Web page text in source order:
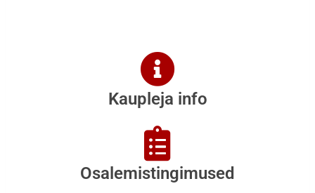
Kaupleja info
Osalemistingimused